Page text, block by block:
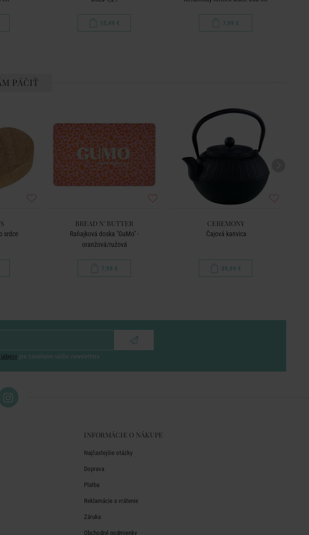
15,49 € 7,99 €
PÁČIŤ
srdce
BREAD N' BUTTER
Raňajková doska "GuMo" -
oranžová/ružová
7,99 €
CEREMONY
Čajová kanvica
39,99 €
pre zasielanie nášho newsletteru
INFORMÁCIE O NÁKUPE
Najčastejšie otázky
Doprava
Platba
Reklamácie a vrátenie
Záruka
Obchodné podmienky